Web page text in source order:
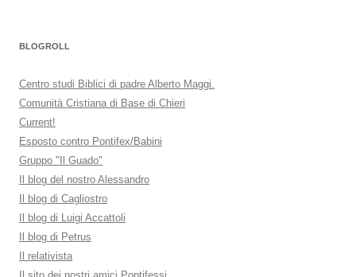
BLOGROLL
Centro studi Biblici di padre Alberto Maggi.
Comunità Cristiana di Base di Chieri
Current!
Esposto contro Pontifex/Babini
Gruppo "Il Guado"
Il blog del nostro Alessandro
Il blog di Cagliostro
Il blog di Luigi Accattoli
Il blog di Petrus
Il relativista